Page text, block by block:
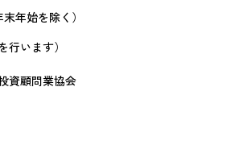
年始を除く）
います）
資顧問業協会